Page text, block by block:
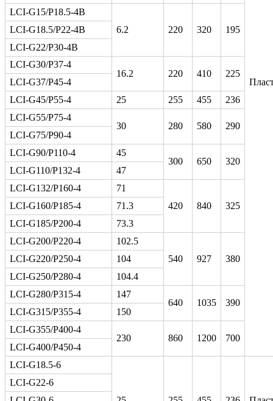
LCI-G15/P18.5-4B
6.2
220 320 195
LCI-G18.5/P22-4B
LCI-G22/P30-4B
LCI-G30/P37-4
16.2
220 410
225
LCI-G37/P45-4
LCI-G45/P55-4
25 255 455
236
LCI-G55/P75-4
30
280 580
290
LCI-G75/P90-4
LCI-G90/P110-4
45
300
650
320
LCI-G110/P132-4
47
LCI-G132/P160-4
71
420
840 325
LCI-G160/P185-4
71.3
LCI-G185/P200-4
73.3
LCI-G200/P220-4
102.5
540
927 380
LCI-G220/P250-4
104
LCI-G250/P280-4
104.4
LCI-G280/P315-4
147
640
1035
390
LCI-G315/P355-4
150
LCI-G355/P400-4
230
860 1200
700
LCI-G400/P450-4
LCI-G18.5-6
LCI-G22-6